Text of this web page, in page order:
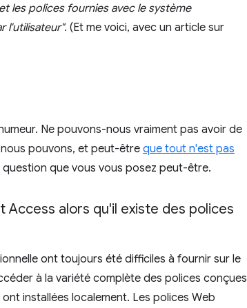
les polices fournies avec le système
l'utilisateur". (Et me voici, avec un article sur
Ne pouvons-nous vraiment pas avoir de
pouvons, et peut-être que tout n'est pas
que vous vous posez peut-être.
Access alors qu'il existe des polices
ont toujours été difficiles à fournir sur le
à la variété complète des polices conçues
installées localement. Les polices Web